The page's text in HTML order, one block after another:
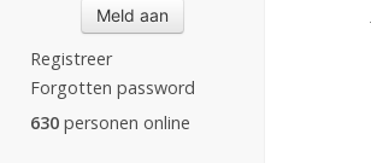
Registreer
Forgotten password
630 personen online